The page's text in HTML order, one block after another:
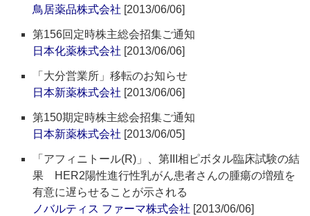
鳥居薬品株式会社 [2013/06/06]
第156回定時株主総会招集ご通知
日本化薬株式会社 [2013/06/06]
「大分営業所」移転のお知らせ
日本新薬株式会社 [2013/06/06]
第150期定時株主総会招集ご通知
日本新薬株式会社 [2013/06/05]
「アフィニトール(R)」、第III相ピボタル臨床試験の結
果 HER2陽性進行性乳がん患者さんの腫瘍の増殖を
有意に遅らせることが示される
ノバルティス ファーマ株式会社 [2013/06/06]